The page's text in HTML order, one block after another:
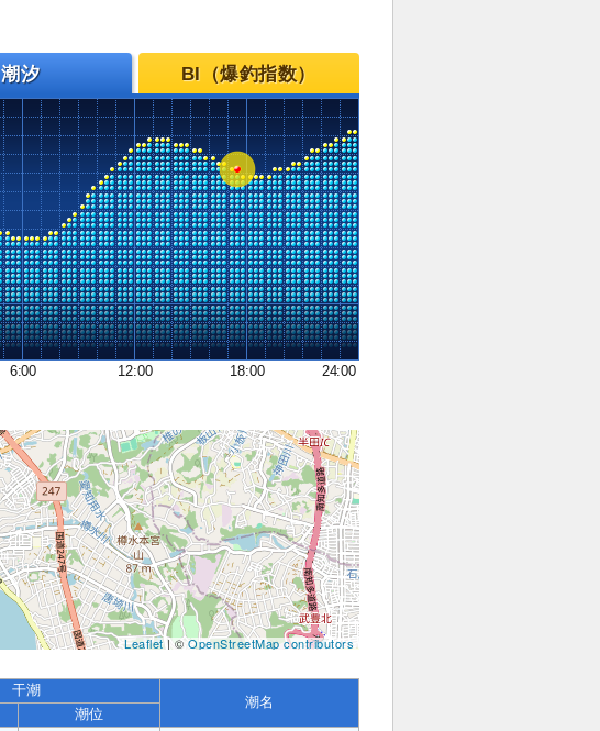
潮汐 BI（爆釣指数）
6:00 12:00 18:00 24:00
Leaflet| ©OpenStreetMap contributors
干潮
潮名
潮位